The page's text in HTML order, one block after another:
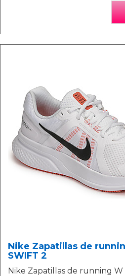
Nike Zapatillas de
SWIFT 2
Nike Zapatillas de running W